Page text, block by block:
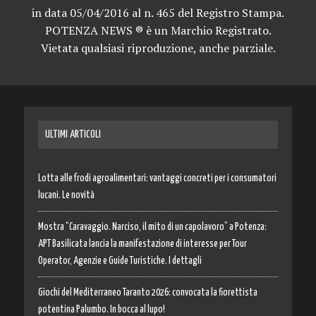
in data 05/04/2016 al n. 465 del Registro Stampa.
POTENZA NEWS ® è un Marchio Registrato.
Vietata qualsiasi riproduzione, anche parziale.
ULTIMI ARTICOLI
Lotta alle frodi agroalimentari: vantaggi concreti per i consumatori
lucani. Le novità
Mostra “Caravaggio. Narciso, il mito di un capolavoro” a Potenza:
APT Basilicata lancia la manifestazione di interesse per Tour
Operator, Agenzie e Guide Turistiche. I dettagli
Giochi del Mediterraneo Taranto 2026: convocata la fiorettista
potentina Palumbo. In bocca al lupo!